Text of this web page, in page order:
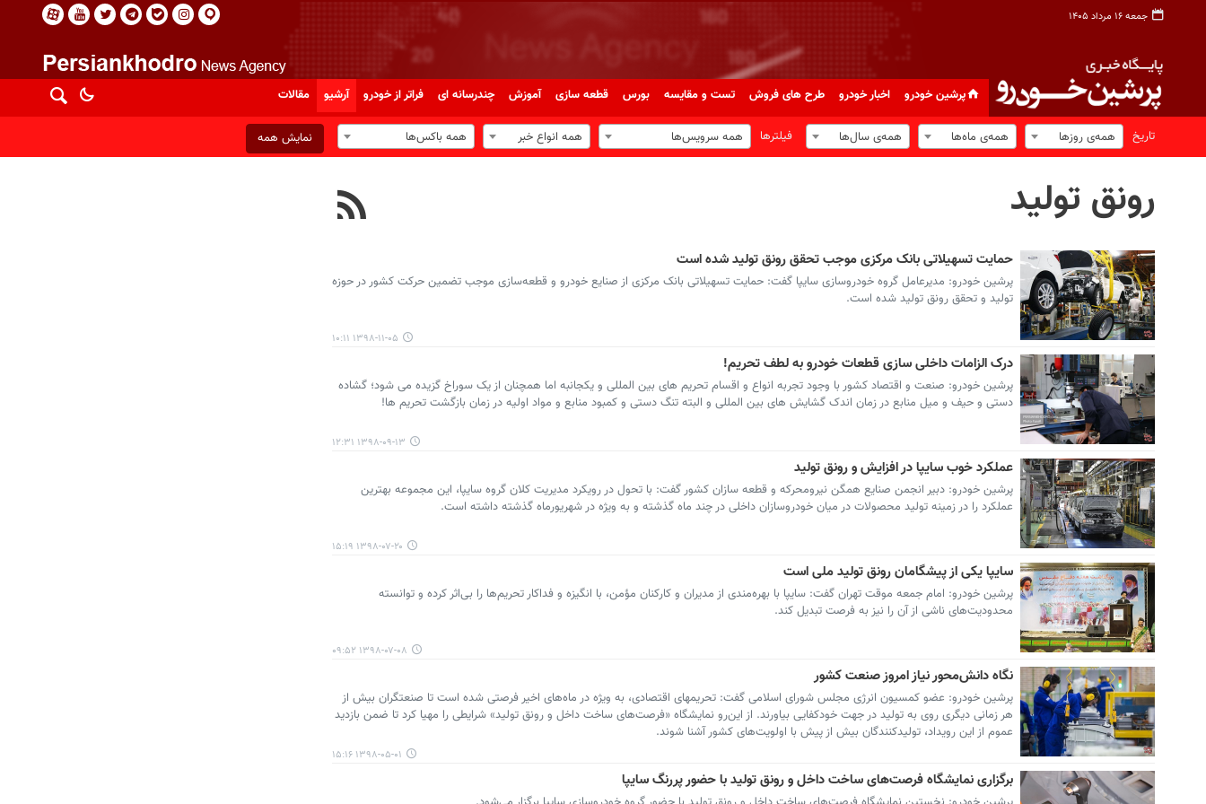
جمعه ۱۶ مرداد ۱۴۰۵
پرشین خودرو اخبار خودرو طرح های فروش تست و مقایسه بورس قطعه سازی آموزش چندرسانه ای فراتر از خودرو آرشیو مقالات
تاریخ همه‌ی روزها همه‌ی ماه‌ها همه‌ی سال‌ها فیلترها همه سرویس‌ها همه انواع خبر همه باکس‌ها نمایش همه
رونق تولید
حمایت تسهیلاتی بانک مرکزی موجب تحقق رونق تولید شده است
پرشین خودرو: مدیرعامل گروه خودروسازی سایپا گفت: حمایت تسهیلاتی بانک مرکزی از صنایع خودرو و قطعه‌سازی موجب تضمین حرکت کشور در حوزه
تولید و تحقق رونق تولید شده است.
۱۳۹۸-۱۱-۰۵ ۱۰:۱۱
درک الزامات داخلی سازی قطعات خودرو به لطف تحریم!
پرشین خودرو: صنعت و اقتصاد کشور با وجود تجربه انواع و اقسام تحریم های بین المللی و یکجانبه اما همچنان از یک سوراخ گزیده می شود؛ گشاده
دستی و حیف و میل منابع در زمان اندک گشایش های بین المللی و البته تنگ دستی و کمبود منابع و مواد اولیه در زمان بازگشت تحریم ها!
۱۳۹۸-۰۹-۱۳ ۱۲:۳۱
عملكرد خوب سایپا در افزایش و رونق تولید
پرشین خودرو: دبیر انجمن صنایع همگن نیرومحركه و قطعه سازان كشور گفت: با تحول در رویکرد مدیریت کلان گروه سایپا، این مجموعه بهترین
عملكرد را در زمینه تولید محصولات در میان خودروسازان داخلی در چند ماه گذشته و به ویژه در شهریورماه گذشته داشته است.
۱۳۹۸-۰۷-۲۰ ۱۵:۱۹
سایپا یكی از پیشگامان رونق تولید ملی است
پرشین خودرو: امام جمعه موقت تهران گفت: سایپا با بهره‌مندی از مدیران و كاركنان مؤمن، با انگیزه و فداكار تحریم‌ها را بی‌اثر كرده و توانسته
محدودیت‌های ناشی از آن را نیز به فرصت تبدیل كند.
۱۳۹۸-۰۷-۰۸ ۰۹:۵۲
نگاه دانش‌محور نیاز امروز صنعت کشور
پرشین خودرو: عضو کمسیون انرژی مجلس شورای اسلامی گفت: تحریم‎های اقتصادی، به ویژه در ماه‌های اخیر فرصتی شده است تا صنعتگران بیش از
هر زمانی دیگری روی به تولید در جهت خودکفایی بیاورند. از این‌رو نمایشگاه «فرصت‌های ساخت داخل و رونق تولید» شرایطی را مهیا کرد تا ضمن بازدید
عموم از این رویداد، تولیدکنندگان بیش از پیش با اولویت‌های کشور آشنا شوند.
۱۳۹۸-۰۵-۰۱ ۱۵:۱۶
برگزاری نمایشگاه فرصت‌های ساخت داخل و رونق تولید با حضور پررنگ سایپا